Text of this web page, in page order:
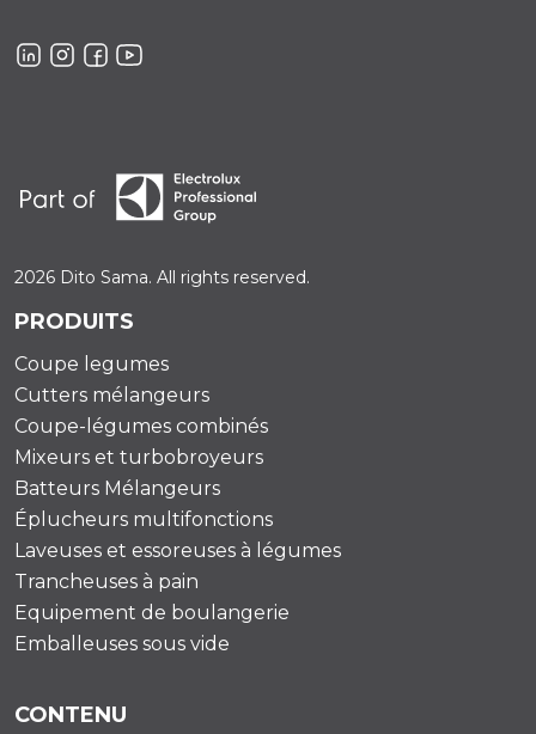
2026 Dito Sama. All rights reserved.
PRODUITS
Coupe legumes
Cutters mélangeurs
Coupe-légumes combinés
Mixeurs et turbobroyeurs
Batteurs Mélangeurs
Éplucheurs multifonctions
Laveuses et essoreuses à légumes
Trancheuses à pain
Equipement de boulangerie
Emballeuses sous vide
CONTENU